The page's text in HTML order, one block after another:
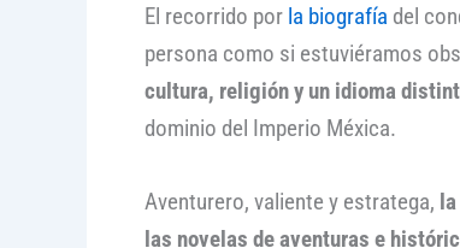
El recorrido por la biografía del
persona como si estuviéramos
cultura, religión y un idioma
dominio del Imperio Méxica.
Aventurero, valiente y estratega,
las novelas de aventuras e